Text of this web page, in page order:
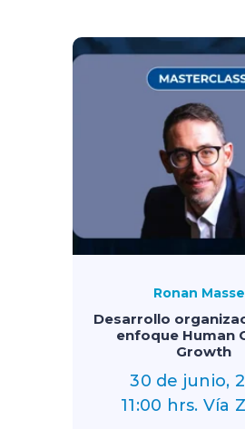
Ronan
Desarrollo
enfoque Human
Growth
30 de junio,
11:00 hrs. Vía